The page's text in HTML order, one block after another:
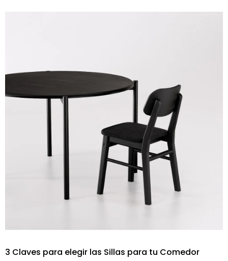
3 Claves para elegir las Sillas para tu Comedor